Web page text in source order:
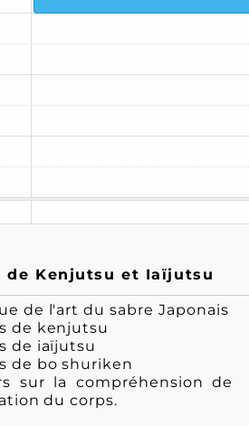
de Kenjutsu et Iaïjutsu
de l'art du sabre Japonais
de kenjutsu
de iaïjutsu
de bo shuriken
sur la compréhension de
du corps.